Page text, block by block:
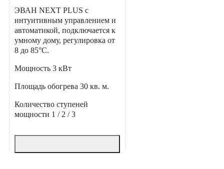
ЭВАН NEXT PLUS с
интуитивным управлением и
автоматикой, подключается к
умному дому, регулировка от
8 до 85°С.
Мощность 3 кВт
Площадь обогрева 30 кв. м.
Количество ступеней
мощности 1 / 2 / 3